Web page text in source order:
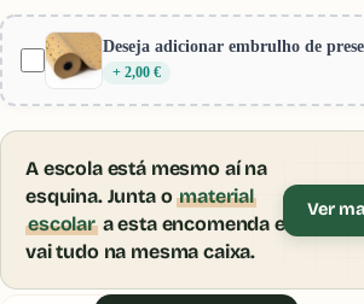
Deseja adicionar embrulho de
+ 2,00 €
A escola está mesmo aí na
esquina. Junta omaterial
escolara esta encomenda e
vai tudo na mesma caixa.
Ver